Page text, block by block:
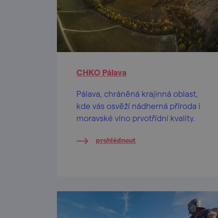
CHKO Pálava
Pálava, chráněná krajinná oblast,
kde vás osvěží nádherná příroda i
moravské víno prvotřídní kvality.
prohlédnout